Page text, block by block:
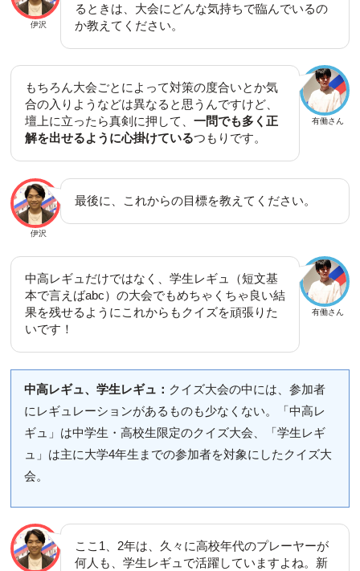
伊沢
るときは、大会にどんな気持ちで臨んでいるの
か教えてください。
有働さん
もちろん大会ごとによって対策の度合いとか気
合の入りようなどは異なると思うんですけど、
壇上に立ったら真剣に押して、 一問でも多く正
解を出せるように心掛けているつもりです。
伊沢
最後に、これからの目標を教えてください。
有働さん
中高レギュだけではなく、学生レギュ（短文基
本で言えばabc）の大会でもめちゃくちゃ良い結
果を残せるようにこれからもクイズを頑張りた
いです！
中高レギュ、学生レギュ： クイズ大会の中には、参加者
にレギュレーションがあるものも少なくない。「中高レ
ギュ」は中学生・高校生限定のクイズ大会、「学生レギ
ュ」は主に大学4年生までの参加者を対象にしたクイズ大
会。
ここ1、2年は、久々に高校年代のプレーヤーが
何人も、学生レギュで活躍していますよね。新